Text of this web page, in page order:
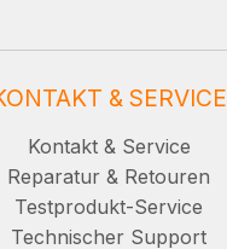
& SERVICE
Kontakt & Service
Reparatur & Retouren
Testprodukt-Service
Technischer Support